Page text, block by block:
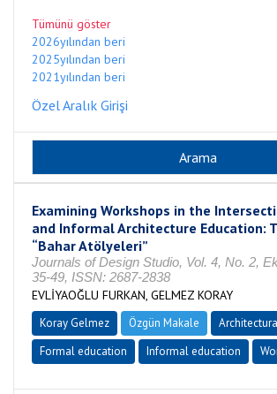
Tümünü göster
2026yılından beri
2025yılından beri
2021yılından beri
Özel Aralık Girişi
Examining Workshops in the
and Informal Architecture Education:
“Bahar Atölyeleri”
Journals of Design Studio, Vol. 4, No. 2,
35-49, ISSN: 2687-2838
EVLİYAOĞLU FURKAN, GELMEZ KORAY
Koray Gelmez Özgün Makale
Formal education
Informal education